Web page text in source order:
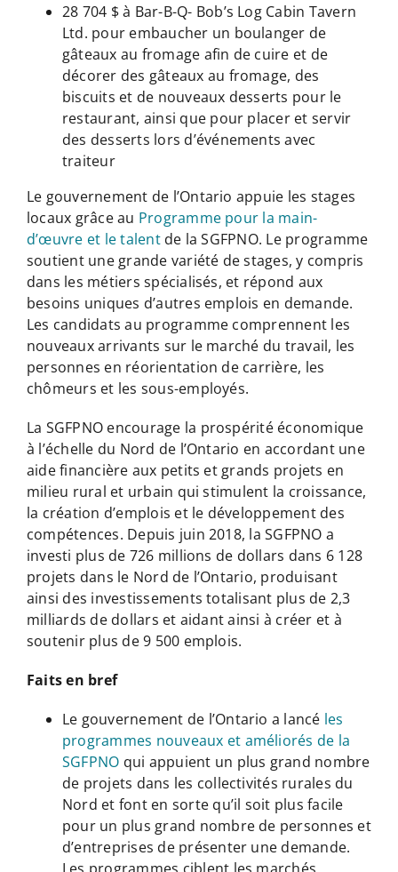
28 704 $ à Bar-B-Q- Bob’s Log Cabin Tavern
Ltd. pour embaucher un boulanger de
gâteaux au fromage afin de cuire et de
décorer des gâteaux au fromage, des
biscuits et de nouveaux desserts pour le
restaurant, ainsi que pour placer et servir
des desserts lors d’événements avec
traiteur
Le gouvernement de l’Ontario appuie les stages
locaux grâce au Programme pour la main-
d’œuvre et le talentde la SGFPNO. Le programme
soutient une grande variété de stages, y compris
dans les métiers spécialisés, et répond aux
besoins uniques d’autres emplois en demande.
Les candidats au programme comprennent les
nouveaux arrivants sur le marché du travail, les
personnes en réorientation de carrière, les
chômeurs et les sous-employés.
La SGFPNO encourage la prospérité économique
à l’échelle du Nord de l’Ontario en accordant une
aide financière aux petits et grands projets en
milieu rural et urbain qui stimulent la croissance,
la création d’emplois et le développement des
compétences. Depuis juin 2018, la SGFPNO a
investi plus de 726 millions de dollars dans 6 128
projets dans le Nord de l’Ontario, produisant
ainsi des investissements totalisant plus de 2,3
milliards de dollars et aidant ainsi à créer et à
soutenir plus de 9 500 emplois.
Faits en bref
Le gouvernement de l’Ontario a lancé les
programmes nouveaux et améliorés de la
SGFPNO qui appuient un plus grand nombre
de projets dans les collectivités rurales du
Nord et font en sorte qu’il soit plus facile
pour un plus grand nombre de personnes et
d’entreprises de présenter une demande.